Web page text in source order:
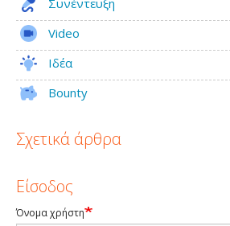
Συνέντευξη
Video
Ιδέα
Bounty
Σχετικά άρθρα
Είσοδος
Όνομα χρήστη